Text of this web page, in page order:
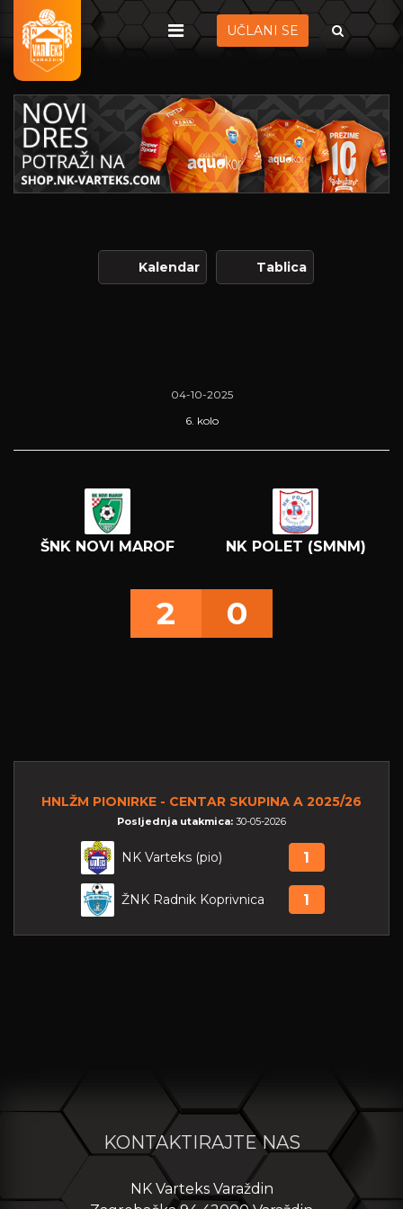
UČLANI SE
Kalendar Tablica
04-10-2025
6. kolo
ŠNK NOVI MAROF NK POLET (SMNM)
2 0
HNLŽM PIONIRKE - CENTAR SKUPINA A 2025/26
Posljednja utakmica: 30-05-2026
NK Varteks (pio) 1
ŽNK Radnik Koprivnica 1
KONTAKTIRAJTE NAS
NK Varteks Varaždin